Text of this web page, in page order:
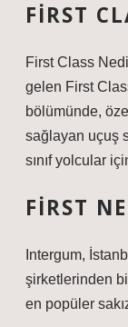
FIRST
First Class
gelen First
bölümünde,
sağlayan uçuş
sınıf yolcular
FIRST
Intergum,
şirketlerinden
en popüler